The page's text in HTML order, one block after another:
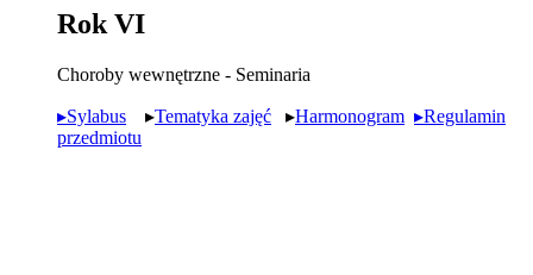
Rok VI
Choroby wewnętrzne - Seminaria
▸Sylabus ▸Tematyka zajęć ▸Harmonogram ▸Regulamin
przedmiotu